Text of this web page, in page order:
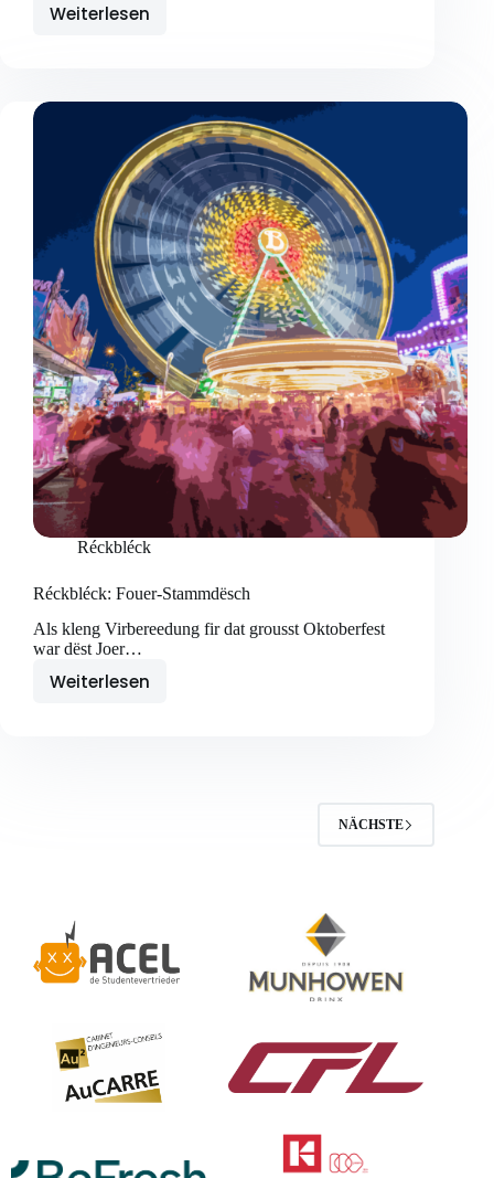
Weiterlesen
Réckbéck:
Innsbruck
Réckbléck
Réckbléck: Fouer-Stammdësch
Als kleng Virbereedung fir dat grousst Oktoberfest
war dëst Joer…
Weiterlesen
Réckbléck:
NÄCHSTE